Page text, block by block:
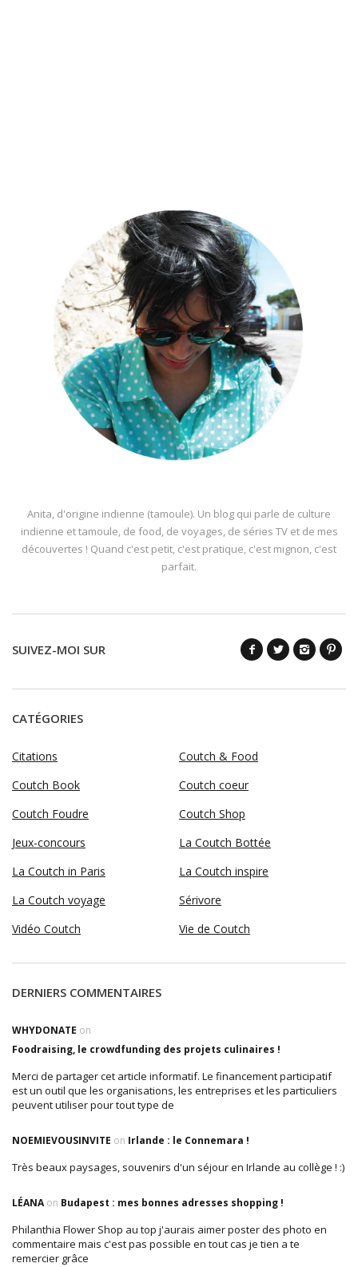
Anita, d'origine indienne (tamoule). Un blog qui parle de culture
indienne et tamoule, de food, de voyages, de séries TV et de mes
découvertes ! Quand c'est petit, c'est pratique, c'est mignon, c'est
parfait.
SUIVEZ-MOI SUR
CATÉGORIES
Citations
Coutch & Food
Coutch Book
Coutch coeur
Coutch Foudre
Coutch Shop
Jeux-concours
La Coutch Bottée
La Coutch in Paris
La Coutch inspire
La Coutch voyage
Sérivore
Vidéo Coutch
Vie de Coutch
DERNIERS COMMENTAIRES
WHYDONATE on
Foodraising, le crowdfunding des projets culinaires !
Merci de partager cet article informatif. Le financement participatif
est un outil que les organisations, les entreprises et les particuliers
peuvent utiliser pour tout type de
NOEMIEVOUSINVITE on Irlande : le Connemara !
Très beaux paysages, souvenirs d'un séjour en Irlande au collège ! :)
LÉANAon Budapest : mes bonnes adresses shopping !
Philanthia Flower Shop au top j'aurais aimer poster des photo en
commentaire mais c'est pas possible en tout cas je tien a te
remercier grâce